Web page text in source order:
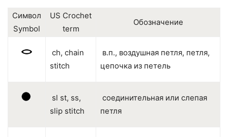
Символ
Symbol
US Crochet
term
Обозначение
ch, chain
stitch
в.п., воздушная петля, петля,
цепочка из петель
sl st, ss,
slip stitch
соединительная или слепая
петля